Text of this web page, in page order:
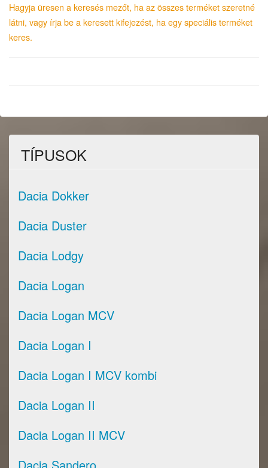
Hagyja üresen a keresés mezőt, ha az összes terméket szeretné
látni, vagy írja be a keresett kifejezést, ha egy speciális terméket
keres.
TÍPUSOK
Dacia Dokker
Dacia Duster
Dacia Lodgy
Dacia Logan
Dacia Logan MCV
Dacia Logan I
Dacia Logan I MCV kombi
Dacia Logan II
Dacia Logan II MCV